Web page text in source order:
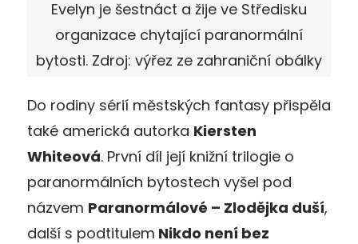
Evelyn je šestnáct a žije ve Středisku
organizace chytající paranormální
bytosti. Zdroj: výřez ze zahraniční obálky
Do rodiny sérií městských fantasy přispěla
také americká autorka Kiersten
Whiteová. První díl její knižní trilogie o
paranormálních bytostech vyšel pod
názvem Paranormálové – Zlodějka duší,
další s podtitulem Nikdo není bez